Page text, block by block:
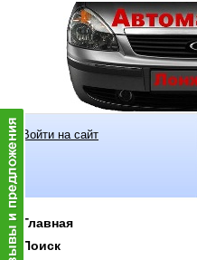
Войти на сайт
Главная
Поиск